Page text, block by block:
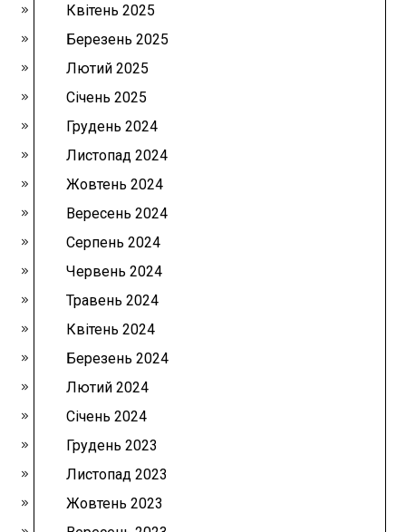
Квітень 2025
Березень 2025
Лютий 2025
Січень 2025
Грудень 2024
Листопад 2024
Жовтень 2024
Вересень 2024
Серпень 2024
Червень 2024
Травень 2024
Квітень 2024
Березень 2024
Лютий 2024
Січень 2024
Грудень 2023
Листопад 2023
Жовтень 2023